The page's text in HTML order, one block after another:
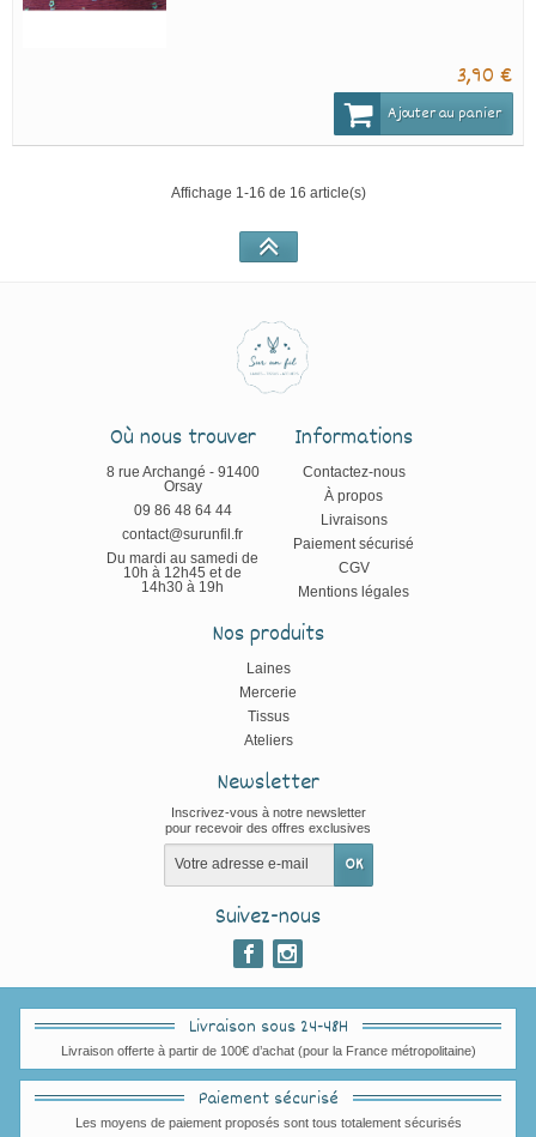
3,90 €
Ajouter au panier
Affichage 1-16 de 16 article(s)
Où nous trouver
8 rue Archangé - 91400
Orsay
09 86 48 64 44
contact@surunfil.fr
Du mardi au samedi de
10h à 12h45 et de
14h30 à 19h
Informations
Contactez-nous
À propos
Livraisons
Paiement sécurisé
CGV
Mentions légales
Nos produits
Laines
Mercerie
Tissus
Ateliers
Newsletter
Inscrivez-vous à notre newsletter
pour recevoir des offres exclusives
Suivez-nous
Livraison sous 24-48H
Livraison offerte à partir de 100€ d’achat (pour la France métropolitaine)
Paiement sécurisé
Les moyens de paiement proposés sont tous totalement sécurisés